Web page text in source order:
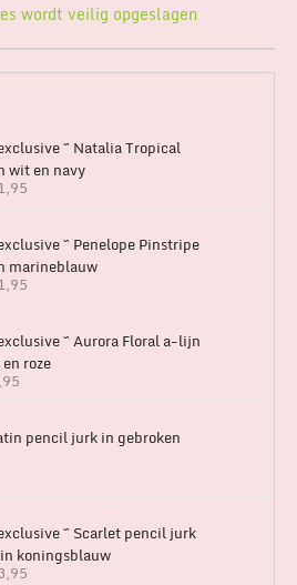
wordt veilig opgeslagen
~ Natalia Tropical
wit en navy
~ Penelope Pinstripe
marineblauw
~ Aurora Floral a-lijn
roze
pencil jurk in gebroken
~ Scarlet pencil jurk
koningsblauw